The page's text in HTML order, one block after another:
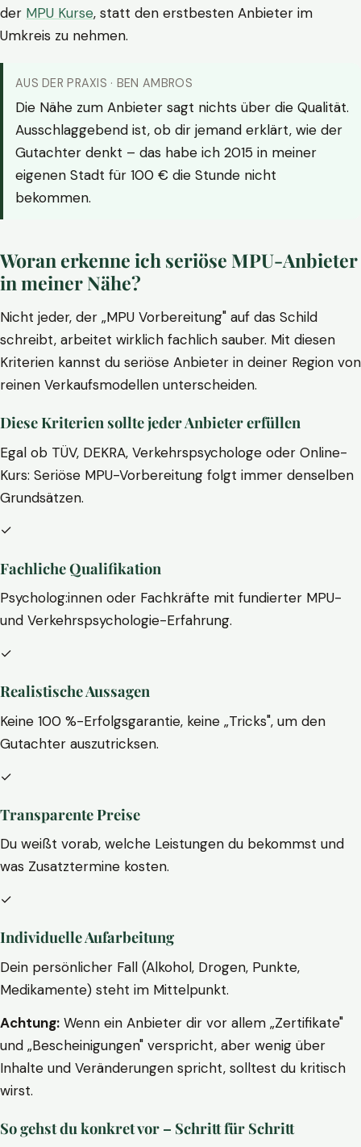
der MPU Kurse, statt den erstbesten Anbieter im
Umkreis zu nehmen.
AUS DER PRAXIS · BEN AMBROS
Die Nähe zum Anbieter sagt nichts über die Qualität.
Ausschlaggebend ist, ob dir jemand erklärt, wie der
Gutachter denkt – das habe ich 2015 in meiner
eigenen Stadt für 100 € die Stunde nicht
bekommen.
Woran erkenne ich seriöse MPU-Anbieter
in meiner Nähe?
Nicht jeder, der „MPU Vorbereitung" auf das Schild
schreibt, arbeitet wirklich fachlich sauber. Mit diesen
Kriterien kannst du seriöse Anbieter in deiner Region von
reinen Verkaufsmodellen unterscheiden.
Diese Kriterien sollte jeder Anbieter erfüllen
Egal ob TÜV, DEKRA, Verkehrspsychologe oder Online-
Kurs: Seriöse MPU-Vorbereitung folgt immer denselben
Grundsätzen.
✓
Fachliche Qualifikation
Psycholog:innen oder Fachkräfte mit fundierter MPU-
und Verkehrspsychologie-Erfahrung.
✓
Realistische Aussagen
Keine 100 %-Erfolgsgarantie, keine „Tricks", um den
Gutachter auszutricksen.
✓
Transparente Preise
Du weißt vorab, welche Leistungen du bekommst und
was Zusatztermine kosten.
✓
Individuelle Aufarbeitung
Dein persönlicher Fall (Alkohol, Drogen, Punkte,
Medikamente) steht im Mittelpunkt.
Achtung: Wenn ein Anbieter dir vor allem „Zertifikate"
und „Bescheinigungen" verspricht, aber wenig über
Inhalte und Veränderungen spricht, solltest du kritisch
wirst.
So gehst du konkret vor – Schritt für Schritt